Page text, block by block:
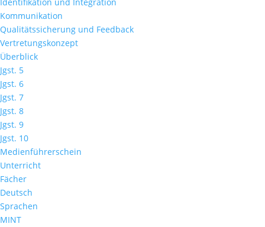
Kommunikation
Qualitätssicherung und Feedback
Vertretungskonzept
Überblick
Jgst. 5
Jgst. 6
Jgst. 7
Jgst. 8
Jgst. 9
Jgst. 10
Medienführerschein
Unterricht
Fächer
Deutsch
Sprachen
MINT